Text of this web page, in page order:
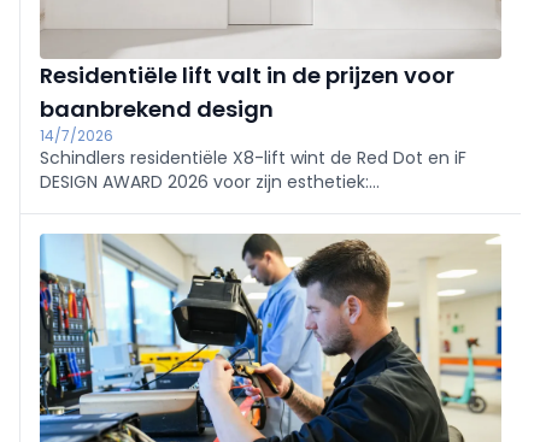
Residentiële lift valt in de prijzen voor
baanbrekend design
14/7/2026
Schindlers residentiële X8-lift wint de Red Dot en iF
DESIGN AWARD 2026 voor zijn esthetiek:
interieurpakketten die naadloos in woningen passen.
Innovatief: geen schacht, put of kopruimte nodig;
enkel muuruitsparing en standaard stopcontact.